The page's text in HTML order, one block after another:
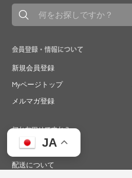
JA
会員登録・情報について
新規会員登録
Myページトップ
メルマガ登録
何かお困りですか？
ご注文について
配送について